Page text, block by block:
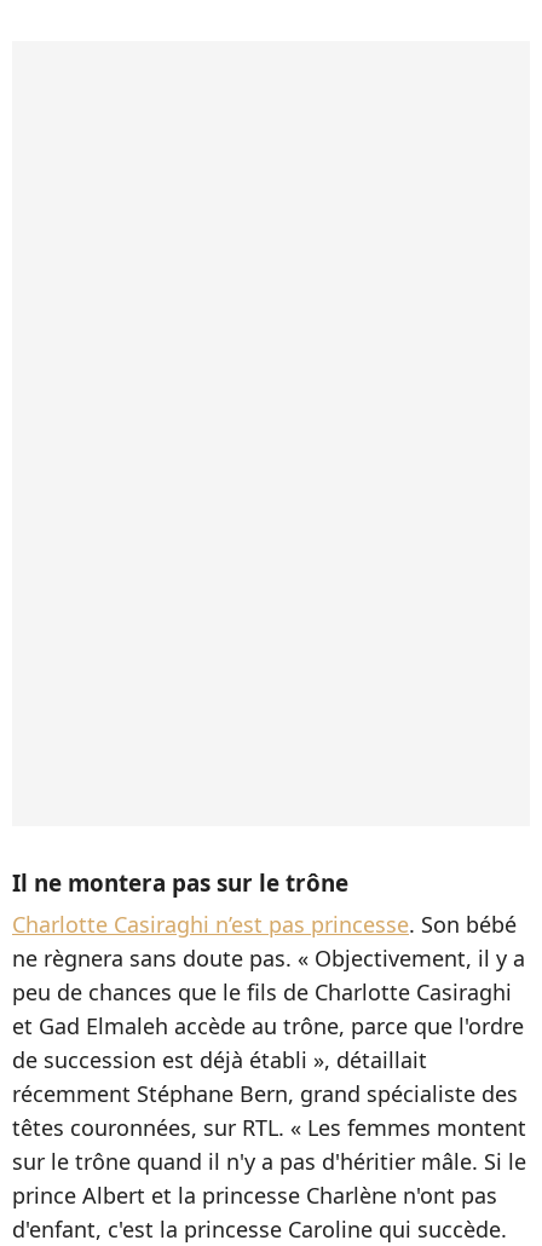
Il ne montera pas sur le trône
Charlotte Casiraghi n’est pas princesse. Son bébé
ne règnera sans doute pas. « Objectivement, il y a
peu de chances que le fils de Charlotte Casiraghi
et Gad Elmaleh accède au trône, parce que l'ordre
de succession est déjà établi », détaillait
récemment Stéphane Bern, grand spécialiste des
têtes couronnées, sur RTL. « Les femmes montent
sur le trône quand il n'y a pas d'héritier mâle. Si le
prince Albert et la princesse Charlène n'ont pas
d'enfant, c'est la princesse Caroline qui succède.